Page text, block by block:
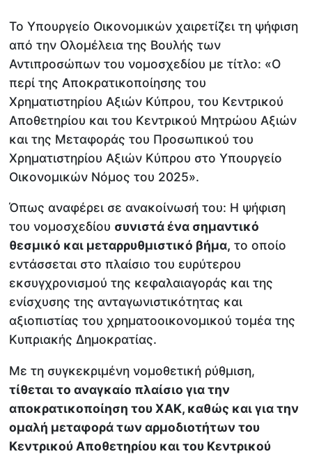
Το Υπουργείο Οικονομικών χαιρετίζει τη ψήφιση
από την Ολομέλεια της Βουλής των
Αντιπροσώπων του νομοσχεδίου με τίτλο: «Ο
περί της Αποκρατικοποίησης του
Χρηματιστηρίου Αξιών Κύπρου, του Κεντρικού
Αποθετηρίου και του Κεντρικού Μητρώου Αξιών
και της Μεταφοράς του Προσωπικού του
Χρηματιστηρίου Αξιών Κύπρου στο Υπουργείο
Οικονομικών Νόμος του 2025».
Όπως αναφέρει σε ανακοίνωσή του: Η ψήφιση
του νομοσχεδίου συνιστά ένα σημαντικό
θεσμικό και μεταρρυθμιστικό βήμα, το οποίο
εντάσσεται στο πλαίσιο του ευρύτερου
εκσυγχρονισμού της κεφαλαιαγοράς και της
ενίσχυσης της ανταγωνιστικότητας και
αξιοπιστίας του χρηματοοικονομικού τομέα της
Κυπριακής Δημοκρατίας.
Με τη συγκεκριμένη νομοθετική ρύθμιση,
τίθεται το αναγκαίο πλαίσιο για την
αποκρατικοποίηση του ΧΑΚ, καθώς και για την
ομαλή μεταφορά των αρμοδιοτήτων του
Κεντρικού Αποθετηρίου και του Κεντρικού